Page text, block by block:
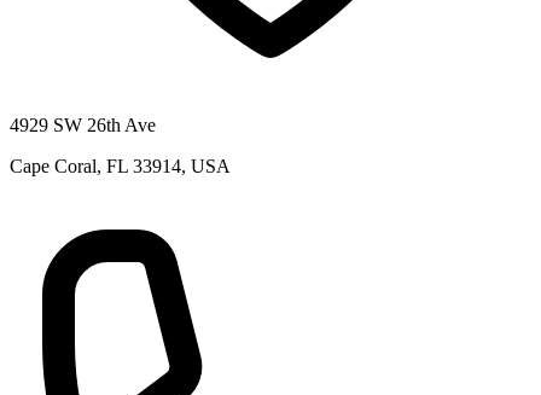
4929 SW 26th Ave
Cape Coral, FL 33914, USA